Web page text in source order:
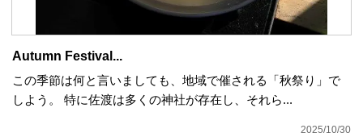
Autumn Festival...
この季節は何と言いましても、地域で催される「秋祭り」で
しよう。 特に佐渡は多くの神社が存在し、それら...
2025/10/30